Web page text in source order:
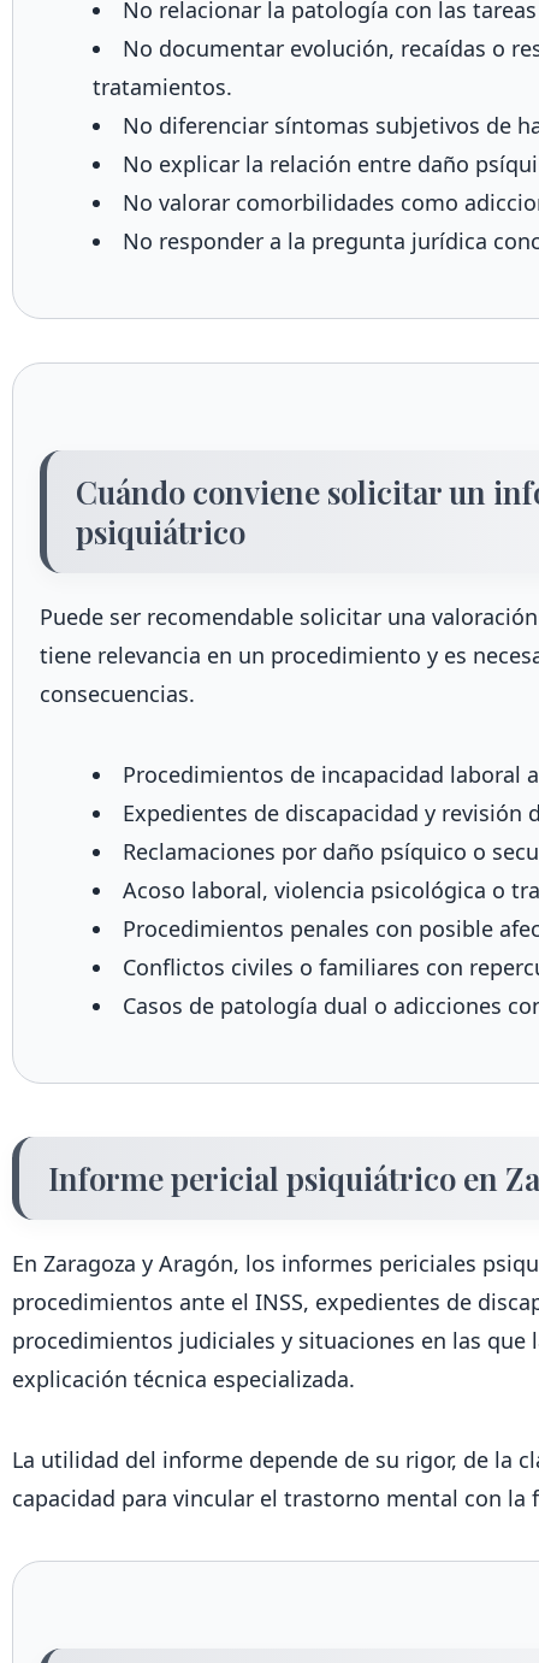
No relacionar la patología con las
No documentar evolución, recaídas o
tratamientos.
No diferenciar síntomas subjetivos de
No explicar la relación entre daño
No valorar comorbilidades como
No responder a la pregunta jurídica
Cuándo conviene solicitar un
psiquiátrico
Puede ser recomendable solicitar una
tiene relevancia en un procedimiento y es
consecuencias.
Procedimientos de incapacidad laboral
Expedientes de discapacidad y revisión
Reclamaciones por daño psíquico o
Acoso laboral, violencia psicológica o
Procedimientos penales con posible
Conflictos civiles o familiares con
Casos de patología dual o adicciones
Informe pericial psiquiátrico en
En Zaragoza y Aragón, los informes periciales
procedimientos ante el INSS, expedientes de
procedimientos judiciales y situaciones en las que
explicación técnica especializada.
La utilidad del informe depende de su rigor, de la
capacidad para vincular el trastorno mental con la